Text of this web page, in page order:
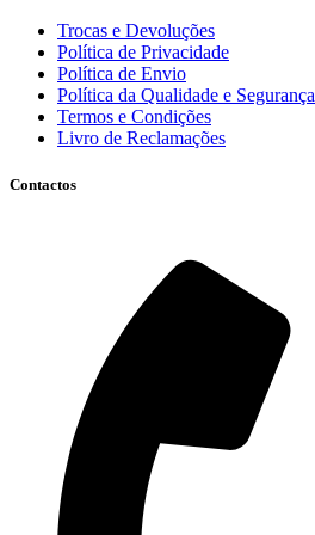
Trocas e Devoluções
Política de Privacidade
Política de Envio
Política da Qualidade e
Termos e Condições
Livro de Reclamações
Contactos